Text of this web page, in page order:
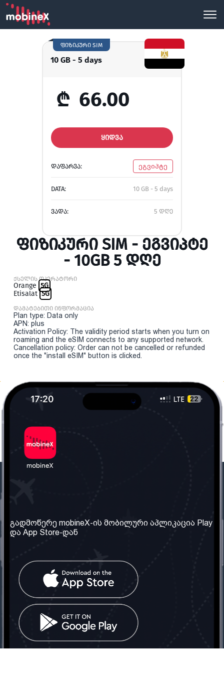
10 GB - 5 days
ფიზიკური SIM
₾ 66.00
ᲧᲘᲓᲕᲐ
ᲓᲐᲤᲐᲠᲕᲐ: ეგვიპტე
DATA: 10 GB - 5 days
ᲕᲐᲓᲐ: 5 დღე
ᲤᲘᲖᲘᲙᲣᲠᲘ SIM - ᲔᲒᲕᲘᲞᲢᲔ
- 10GB 5 ᲓᲦᲔ
ქსელის ოპერატორი
Orange 5G
Etisalat 5G
დამატებითი ინფორმაცია
Plan type: Data only
APN: plus
Activation Policy: The validity period starts when you turn on
roaming and the eSIM connects to any supported network.
Cancellation policy: Order can not be cancelled or refunded
once the "install eSIM" button is clicked.
ჩვენ შესახებ
ჩვენი სერვისები
წესები და პირობები
კითხვები
კონტაქტი
საქართველო: თბილისი
ტელ: 032 2 04 00 50
ელ. ფოსტა:
info@mobinex.ge
სოციალური ქსელი
გადმოწერე mobineX-ის მობილური აპლიკაცია Play
და App Store-დან